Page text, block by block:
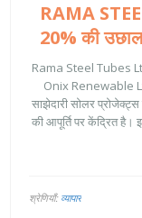
RAMA
20% की
Rama Steel Tubes
Onix Renewable
साझेदारी सोलर
की आपूर्ति पर केंद्रित
श्रेणियाँ: व्यापार